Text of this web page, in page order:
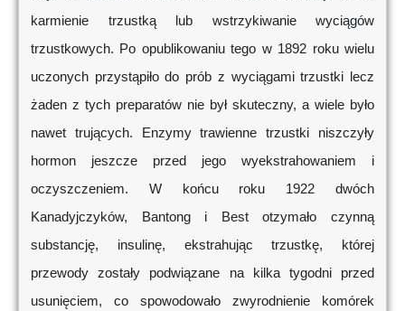
karmienie trzustką lub wstrzykiwanie wyciągów
trzustkowych. Po opublikowaniu tego w 1892 roku wielu
uczonych przystąpiło do prób z wyciągami trzustki lecz
żaden z tych preparatów nie był skuteczny, a wiele było
nawet trujących. Enzymy trawienne trzustki niszczyły
hormon jeszcze przed jego wyekstrahowaniem i
oczyszczeniem. W końcu roku 1922 dwóch
Kanadyjczyków, Bantong i Best otzymało czynną
substancję, insulinę, ekstrahując trzustkę, której
przewody zostały podwiązane na kilka tygodni przed
usunięciem, co spowodowało zwyrodnienie komórek